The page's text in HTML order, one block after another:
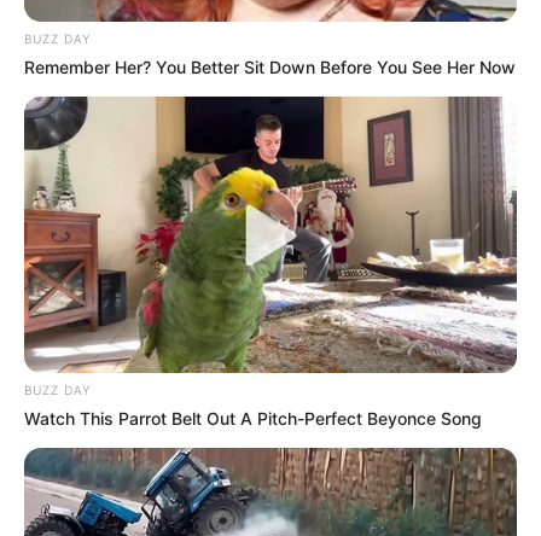
BUZZ DAY
Remember Her? You Better Sit Down Before You See Her Now
BUZZ DAY
Watch This Parrot Belt Out A Pitch-Perfect Beyonce Song